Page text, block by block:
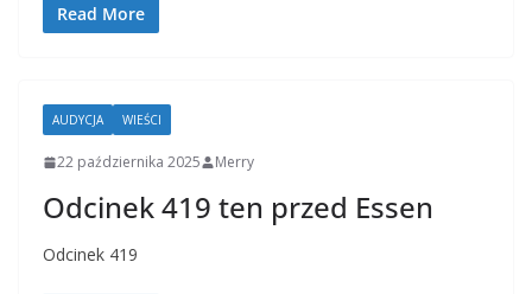
Read More
AUDYCJA WIEŚCI
22 października 2025 Merry
Odcinek 419 ten przed Essen
Odcinek 419